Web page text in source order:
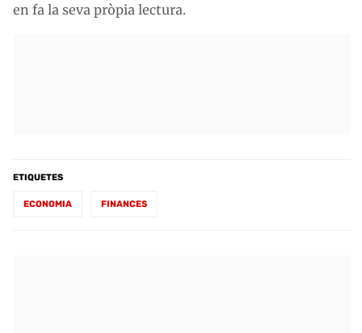
en fa la seva pròpia lectura.
ETIQUETES
ECONOMIA FINANCES